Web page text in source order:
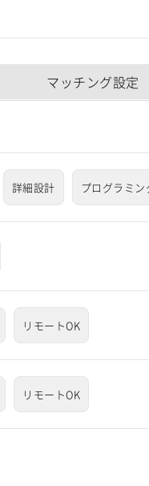
マッチング設定
詳細設計 プログラミン
リモートOK
リモートOK